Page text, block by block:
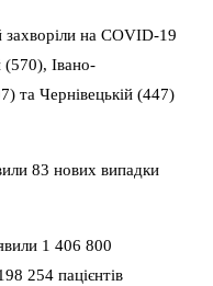
на COVID-19
Івано-
та Чернівецькій (447)
83 нових випадки
1 406 800
254 пацієнтів